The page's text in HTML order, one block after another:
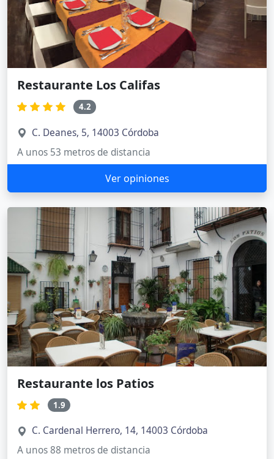
Restaurante Los Califas
4.2
C. Deanes, 5, 14003 Córdoba
A unos 53 metros de distancia
Ver opiniones
Restaurante los Patios
1.9
C. Cardenal Herrero, 14, 14003 Córdoba
A unos 88 metros de distancia